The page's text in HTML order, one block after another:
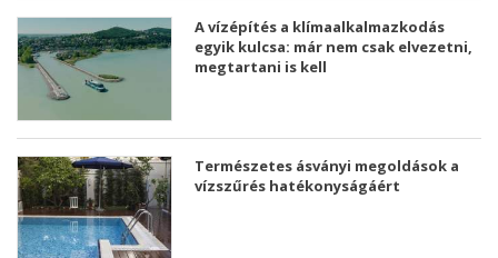
A vízépítés a klímaalkalmazkodás
egyik kulcsa: már nem csak elvezetni,
megtartani is kell
Természetes ásványi megoldások a
vízszűrés hatékonyságáért